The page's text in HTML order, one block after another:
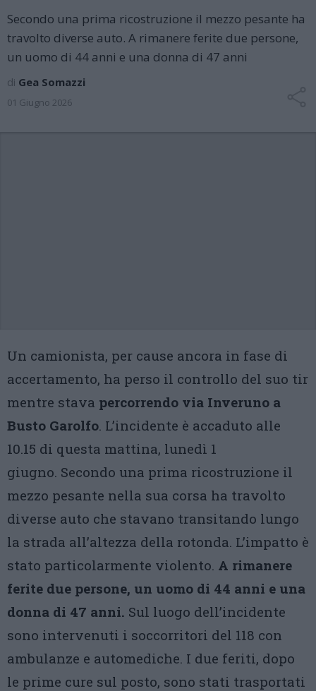
Secondo una prima ricostruzione il mezzo pesante ha
travolto diverse auto. A rimanere ferite due persone,
un uomo di 44 anni e una donna di 47 anni
di Gea Somazzi
01 Giugno 2026
Un camionista, per cause ancora in fase di
accertamento, ha perso il controllo del suo tir
mentre stava percorrendo via Inveruno a
Busto Garolfo. L’incidente è accaduto alle
10.15 di questa mattina, lunedì 1
giugno. Secondo una prima ricostruzione il
mezzo pesante nella sua corsa ha travolto
diverse auto che stavano transitando lungo
la strada all’altezza della rotonda. L’impatto è
stato particolarmente violento. A rimanere
ferite due persone, un uomo di 44 anni e una
donna di 47 anni. Sul luogo dell’incidente
sono intervenuti i soccorritori del 118 con
ambulanze e automediche. I due feriti, dopo
le prime cure sul posto, sono stati trasportati